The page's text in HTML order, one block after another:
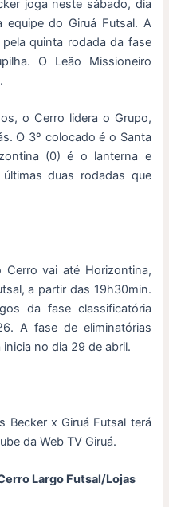
joga neste sábado, dia
do Giruá Futsal. A
quinta rodada da fase
O Leão Missioneiro
o Cerro lidera o Grupo,
O 3º colocado é o Santa
(0) é o lanterna e
duas rodadas que
vai até Horizontina,
a partir das 19h30min.
da fase classificatória
A fase de eliminatórias
inicia no dia 29 de abril.
Becker x Giruá Futsal terá
da Web TV Giruá.
Largo Futsal/Lojas